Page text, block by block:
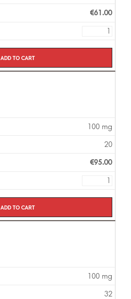
€61.00
Add to cart
100 mg
20
€95.00
Add to cart
100 mg
32